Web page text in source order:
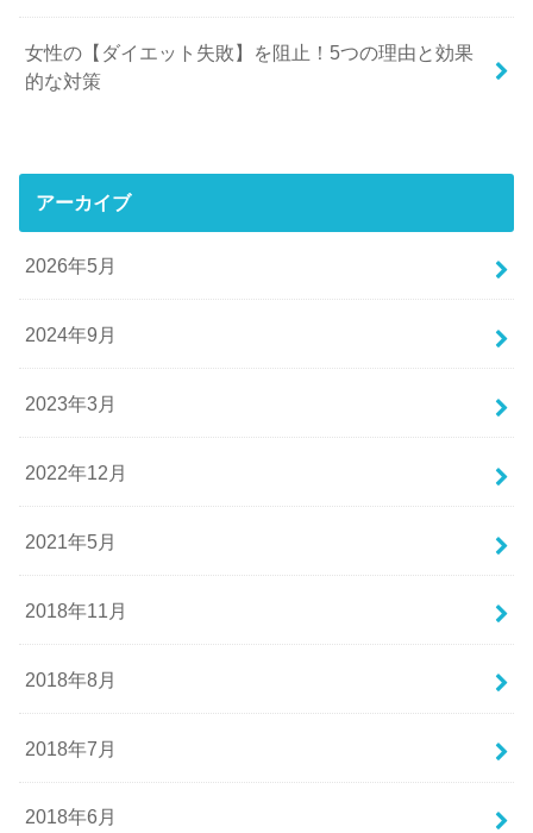
女性の【ダイエット失敗】を阻止！5つの理由と効果
的な対策
アーカイブ
2026年5月
2024年9月
2023年3月
2022年12月
2021年5月
2018年11月
2018年8月
2018年7月
2018年6月